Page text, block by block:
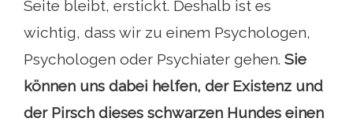
Seite bleibt, erstickt. Deshalb ist es
wichtig, dass wir zu einem Psychologen,
Psychologen oder Psychiater gehen. Sie
können uns dabei helfen, der Existenz und
der Pirsch dieses schwarzen Hundes einen